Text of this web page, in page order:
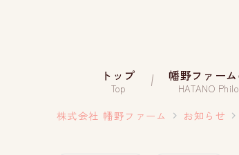
トップ
Top
幡野ファー
HATANO
株式会社 幡野ファーム お知らせ